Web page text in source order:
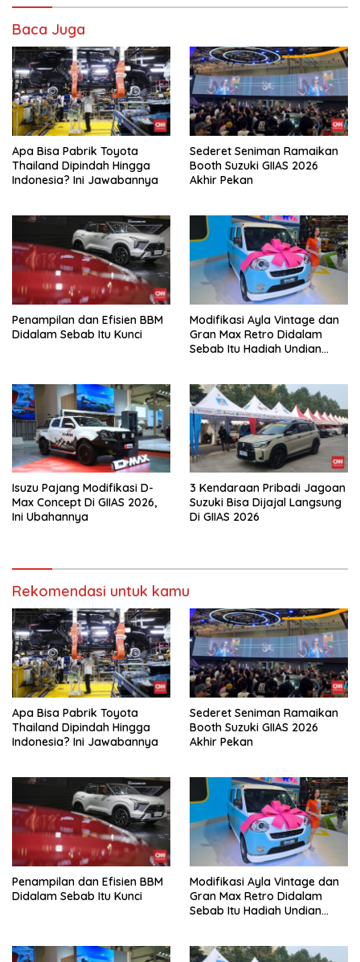
Baca Juga
Apa Bisa Pabrik Toyota
Thailand Dipindah Hingga
Indonesia? Ini Jawabannya
Sederet Seniman Ramaikan
Booth Suzuki GIIAS 2026
Akhir Pekan
Penampilan dan Efisien BBM
Didalam Sebab Itu Kunci
Modifikasi Ayla Vintage dan
Gran Max Retro Didalam
Sebab Itu Hadiah Undian
Isuzu Pajang Modifikasi D-
Max Concept Di GIIAS 2026,
Ini Ubahannya
3 Kendaraan Pribadi Jagoan
Suzuki Bisa Dijajal Langsung
Di GIIAS 2026
Rekomendasi untuk kamu
Apa Bisa Pabrik Toyota
Thailand Dipindah Hingga
Indonesia? Ini Jawabannya
Sederet Seniman Ramaikan
Booth Suzuki GIIAS 2026
Akhir Pekan
Penampilan dan Efisien BBM
Didalam Sebab Itu Kunci
Modifikasi Ayla Vintage dan
Gran Max Retro Didalam
Sebab Itu Hadiah Undian